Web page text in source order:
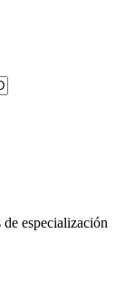
especialización